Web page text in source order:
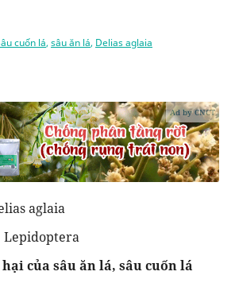
cuốn lá, sâu ăn lá, Delias aglaia
Ad by CNCT
aglaia
Lepidoptera
của sâu ăn lá, sâu cuốn lá